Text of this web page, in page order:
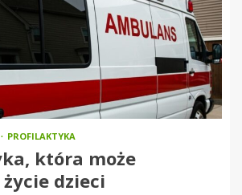
PROFILAKTYKA
która może
dzieci